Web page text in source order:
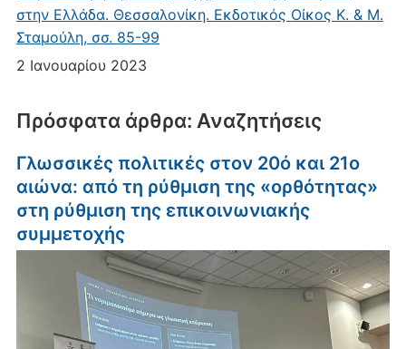
στην Ελλάδα. Θεσσαλονίκη. Εκδοτικός Οίκος Κ. & Μ.
Σταμούλη, σσ. 85-99
2 Ιανουαρίου 2023
Πρόσφατα άρθρα: Αναζητήσεις
Γλωσσικές πολιτικές στον 20ό και 21ο
αιώνα: από τη ρύθμιση της «ορθότητας»
στη ρύθμιση της επικοινωνιακής
συμμετοχής